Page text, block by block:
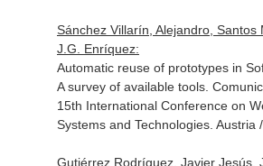
Sánchez Villarín, Alejandro, Santos
J.G. Enríquez:
Automatic reuse of prototypes in
A survey of available tools.
15th International Conference on
Systems and Technologies. Austria
Gutiérrez Rodríguez, Javier Jesús,